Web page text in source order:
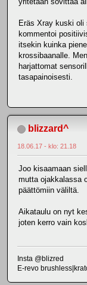
Eräs Xray kuski oli
kommentoi
itsekin kuinka
krossibaanalle.
harjattomat
tasapainoisesti.
blizzard^
18.06.17 - klo: 21.18
Joo kisaamaan
mutta ojakkalassa
päättömiin väliltä.
Aikataulu on nyt
joten kerro vain
Insta @blizred
E-revo